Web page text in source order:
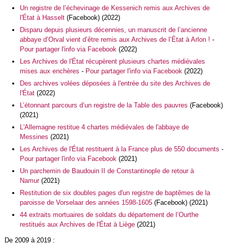
Un registre de l’échevinage de Kessenich remis aux Archives de
l'État à Hasselt (Facebook) (2022)
Disparu depuis plusieurs décennies, un manuscrit de l’ancienne
abbaye d’Orval vient d’être remis aux Archives de l’État à Arlon ! -
Pour partager l'info via Facebook (2022)
Les Archives de l'État récupèrent plusieurs chartes médiévales
mises aux enchères - Pour partager l'info via Facebook (2022)
Des archives volées déposées à l'entrée du site des Archives de
l'État(2022)
L’étonnant parcours d’un registre de la Table des pauvres (Facebook)
(2021)
L'Allemagne restitue 4 chartes médiévales de l'abbaye de
Messines (2021)
Les Archives de l'État restituent à la France plus de 550 documents -
Pour partager l'info via Facebook (2021)
Un parchemin de Baudouin II de Constantinople de retour à
Namur(2021)
Restitution de six doubles pages d'un registre de baptêmes de la
paroisse de Vorselaar des années 1598-1605 (Facebook) (2021)
44 extraits mortuaires de soldats du département de l’Ourthe
restitués aux Archives de l'État à Liège(2021)
De 2009 à 2019 :